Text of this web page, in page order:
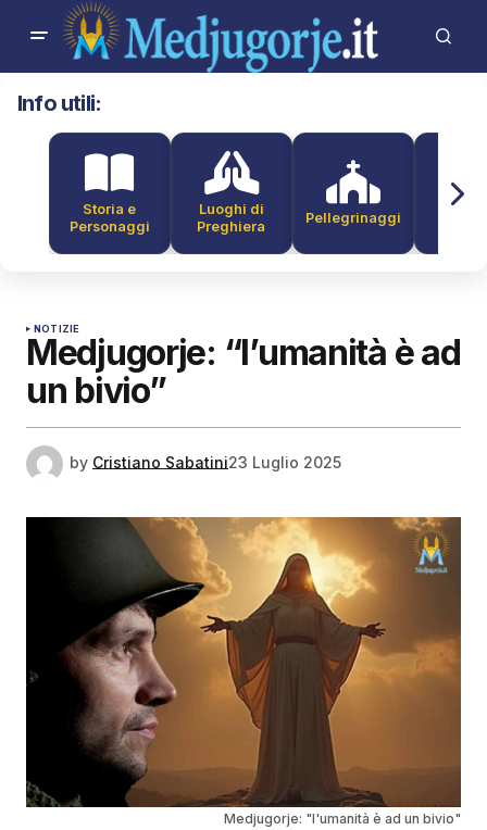
Info utili:
Storia e
Personaggi
Luoghi di
Preghiera
Pellegrinaggi
NOTIZIE
Medjugorje: “l’umanità è ad
un bivio”
by Cristiano Sabatini23 Luglio 2025
Medjugorje: "l'umanità è ad un bivio"